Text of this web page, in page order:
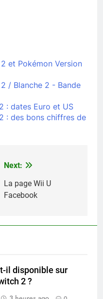
et Pokémon Version
/ Blanche 2 - Bande
: dates Euro et US
: des bons chiffres de
Next:
La page Wii U
Facebook
il disponible sur
2 ?